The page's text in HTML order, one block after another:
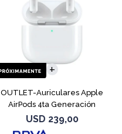
OUTLET-Auriculares Apple
AirPods 4ta Generación
MXP63 White
USD 239,00